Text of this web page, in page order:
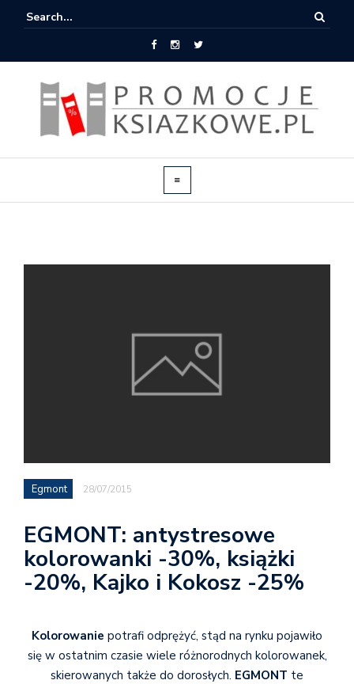
Egmont 28/07/2015
EGMONT: antystresowe
kolorowanki -30%, książki
-20%, Kajko i Kokosz -25%
Kolorowanie potrafi odprężyć, stąd na rynku pojawiło
się w ostatnim czasie wiele różnorodnych kolorowanek,
skierowanych także do dorosłych. EGMONT te